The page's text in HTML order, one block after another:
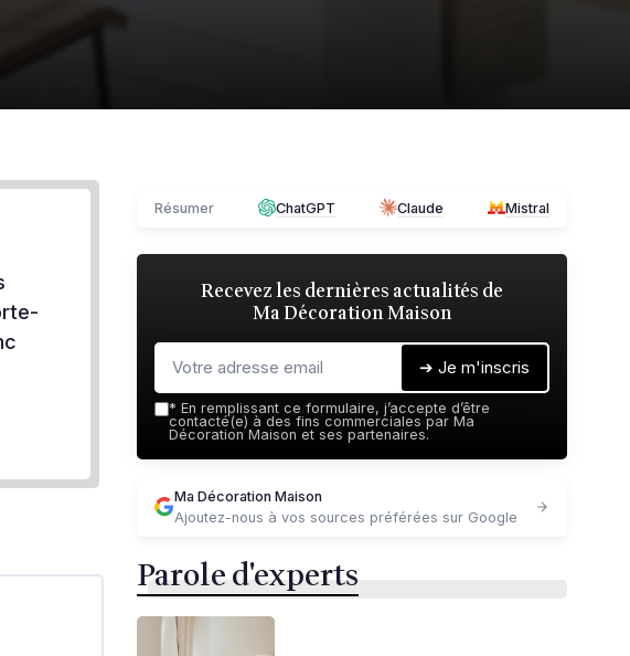
Résumer ChatGPT Claude Mistral
Recevez les dernières actualités de
Ma Décoration Maison
➔ Je m'inscris
* En remplissant ce formulaire, j’accepte d’être
contacté(e) à des fins commerciales par Ma
Décoration Maison et ses partenaires.
Ma Décoration Maison
Ajoutez-nous à vos sources préférées sur Google
Parole d'experts